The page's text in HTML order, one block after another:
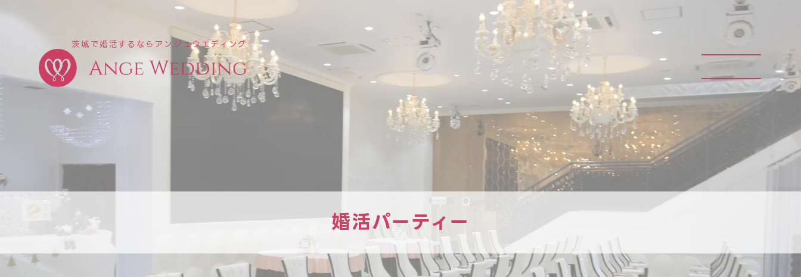
茨城で婚活するならアンジュウエディング
婚活パーティー